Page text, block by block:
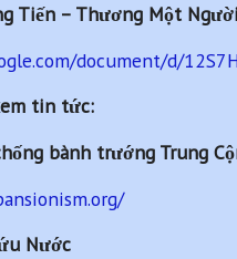
Tiến – Thương Một
document/d/
tin tức:
bành trướng Trung
Nước